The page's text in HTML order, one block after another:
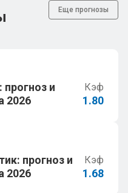
Еще прогнозы
и
2026
Кэф
1.80
прогноз и
2026
Кэф
1.68